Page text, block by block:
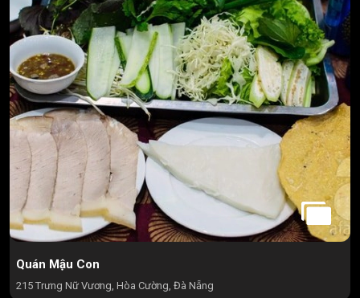
Quán Mậu Con
215 Trưng Nữ Vương, Hòa Cường, Đà Nẵng